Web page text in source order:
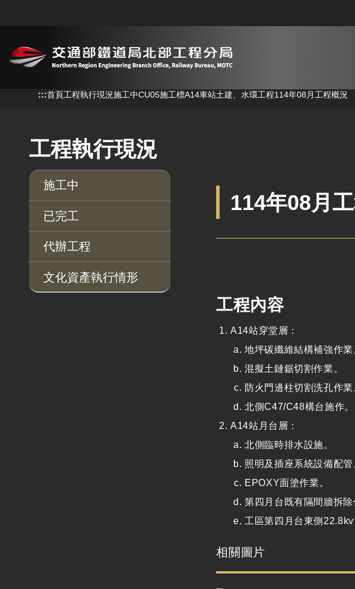
:::首頁工程執行現況施工中CU05施工標A14車站土建、水環工程114年08月工程概況
工程執行現況
施工中
已完工
代辦工程
文化資產執行情形
114年08月
工程內容
A14站穿堂層：
地坪碳纖維結構補強作業
混擬土鏈鋸切割作業。
防火門邊柱切割洗孔作業
北側C47/C48構台施作。
A14站月台層：
北側臨時排水設施。
照明及插座系統設備配管
EPOXY面塗作業。
第四月台既有隔間牆拆除
工區第四月台東側22.8kv
相關圖片